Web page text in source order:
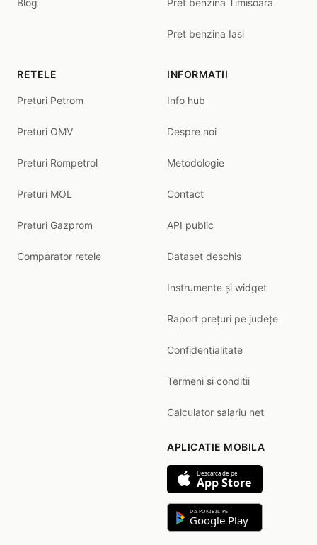
Blog Pret benzina Timisoara
Pret benzina Iasi
RETELE
Preturi Petrom
Preturi OMV
Preturi Rompetrol
Preturi MOL
Preturi Gazprom
Comparator retele
INFORMATII
Info hub
Despre noi
Metodologie
Contact
API public
Dataset deschis
Instrumente și widget
Raport prețuri pe județe
Confidentialitate
Termeni si conditii
Calculator salariu net
APLICATIE MOBILA
Descarca de pe
App Store
DISPONIBIL PE
Google Play